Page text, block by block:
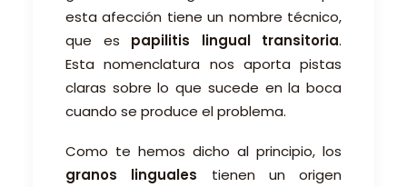
esta afección tiene un nombre técnico,
que es papilitis lingual transitoria.
Esta nomenclatura nos aporta pistas
claras sobre lo que sucede en la boca
cuando se produce el problema.
Como te hemos dicho al principio, los
granos linguales tienen un origen